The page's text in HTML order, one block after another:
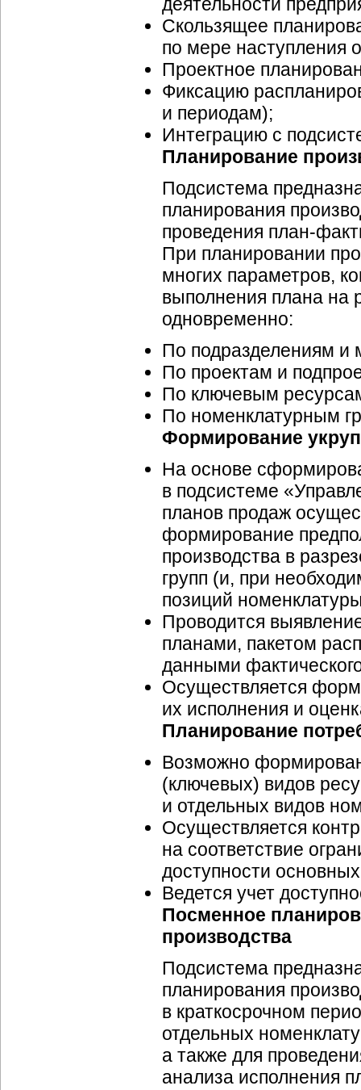
Скользящее
по мере наступления
Проектное
Фиксацию
и периодам);
Интеграцию с
Планирование
Подсистема
планирования
проведения план-
При планировании
многих параметров,
выполнения плана на
одновременно:
По подразделениям и
По проектам и
По ключевым
По номенклатурным
Формирование
На основе
в подсистеме
планов продаж
формирование
производства в
групп (и, при
позиций
Проводится
планами, пакетом
данными
Осуществляется
их исполнения и
Планирование
Возможно
(ключевых) видов
и отдельных видов
Осуществляется
на соответствие
доступности
Ведется учет
Посменное
производства
Подсистема
планирования
в краткосрочном
отдельных
а также для
анализа исполнения